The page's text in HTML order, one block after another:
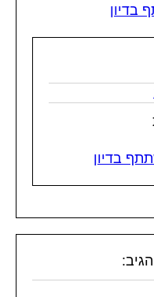
בדיון
בדיון
הגיב: